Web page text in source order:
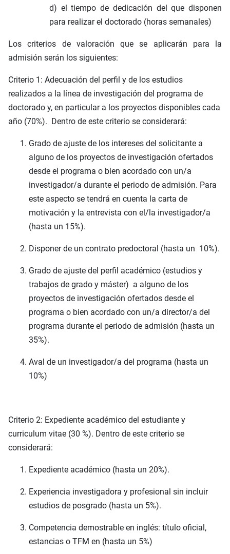
d) el tiempo de dedicación del que disponen
para realizar el doctorado (horas semanales)
Los criterios de valoración que se aplicarán para la
admisión serán los siguientes:
Criterio 1: Adecuación del perfil y de los estudios
realizados a la línea de investigación del programa de
doctorado y, en particular a los proyectos disponibles cada
año (70%). Dentro de este criterio se considerará:
Grado de ajuste de los intereses del solicitante a
alguno de los proyectos de investigación ofertados
desde el programa o bien acordado con un/a
investigador/a durante el periodo de admisión. Para
este aspecto se tendrá en cuenta la carta de
motivación y la entrevista con el/la investigador/a
(hasta un 15%).
Disponer de un contrato predoctoral (hasta un 10%).
Grado de ajuste del perfil académico (estudios y
trabajos de grado y máster) a alguno de los
proyectos de investigación ofertados desde el
programa o bien acordado con un/a director/a del
programa durante el periodo de admisión (hasta un
35%).
Aval de un investigador/a del programa (hasta un
10%)
Criterio 2: Expediente académico del estudiante y
curriculum vitae (30 %). Dentro de este criterio se
considerará:
Expediente académico (hasta un 20%).
Experiencia investigadora y profesional sin incluir
estudios de posgrado (hasta un 5%).
Competencia demostrable en inglés: título oficial,
estancias o TFM en (hasta un 5%)